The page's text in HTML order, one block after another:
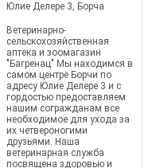
Юлие Делере 3, Борча
Ветеринарно-
сельскохозяйственная
аптека и зоомагазин
"Багренац" Мы находимся в
самом центре Борчи по
адресу Юлие Делере 3 и с
гордостью предоставляем
нашим согражданам все
необходимое для ухода за
их четвероногими
друзьями. Наша
ветеринарная служба
посвящена здоровью и